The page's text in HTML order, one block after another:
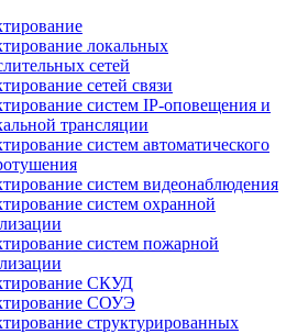
локальных
сетей
сетей связи
систем IP-оповещения и
трансляции
систем автоматического
систем видеонаблюдения
систем охранной
систем пожарной
СКУД
СОУЭ
структурированных